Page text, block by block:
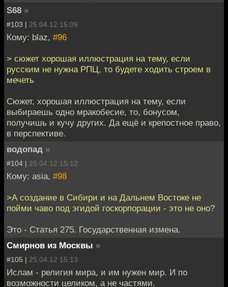
S68 »
#103 | 25.04.12 15:09
Кому: blaz, #96
> сюжет хорошая иллюстрация на тему, если
русским не нужна РПЦ, то будете ходить строем в
мечеть
Сюжет, хорошая иллюстрация на тему, если
выбираешь одно мракобесие, то, бонусом,
получишь и кучу других. Да ещё и крепостное право,
в перспективе.
водопад »
#104 | 25.04.12 15:12
Кому: asia, #98
>А создание в Сибири и на Дальнем Востоке не
пойми чаво под эгидой госкорпорации - это не оно?
Это - Статья 275. Государственная измена.
Смирнов из Москвы »
#105 | 25.04.12 15:13
Ислам - религия мира, и им нужен мир. И по
возможности целиком, а не частями.